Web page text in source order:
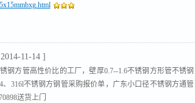
钢工业流体管 [查看]
11-14 ]
钢方管高性价比的工厂，壁厚0.7--1.6不锈钢方形管不锈钢
、316l不锈钢方钢管采购报价单，广东小口径不锈钢方通管
送货上门